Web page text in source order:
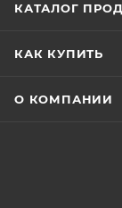
КАТАЛОГ
КАК КУПИТЬ
О КОМПАНИИ